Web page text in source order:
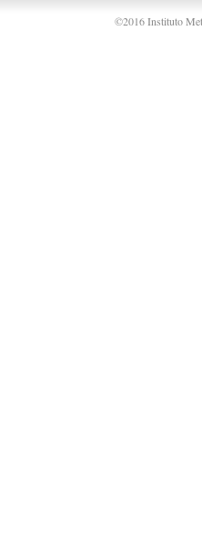
©2016 Instituto